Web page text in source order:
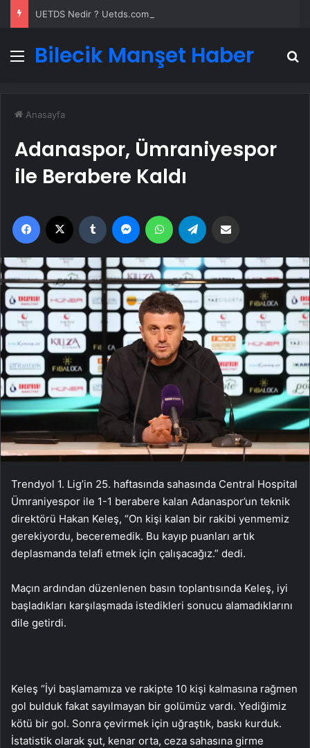
Menü
Bilecik Manşet Haber
Anasayfa
Adanaspor, Ümraniyespor
ile Berabere Kaldı
Facebook Tumblr MessengerWhatsApp
Trendyol 1. Lig’in 25. haftasında sahasında Central Hospital
Ümraniyespor ile 1-1 berabere kalan Adanaspor’un teknik
direktörü Hakan Keleş, “On kişi kalan bir rakibi yenmemiz
gerekiyordu, beceremedik. Bu kayıp puanları artık
deplasmanda telafi etmek için çalışacağız.” dedi.
Maçın ardından düzenlenen basın toplantısında Keleş, iyi
başladıkları karşılaşmada istedikleri sonucu alamadıklarını
dile getirdi.
Keleş “İyi başlamamıza ve rakipte 10 kişi kalmasına rağmen
gol bulduk fakat sayılmayan bir golümüz vardı. Yediğimiz
kötü bir gol. Sonra çevirmek için uğraştık, baskı kurduk.
İstatistik olarak şut, kenar orta, ceza sahasına girme